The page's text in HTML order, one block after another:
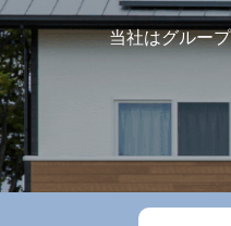
当社はグルー